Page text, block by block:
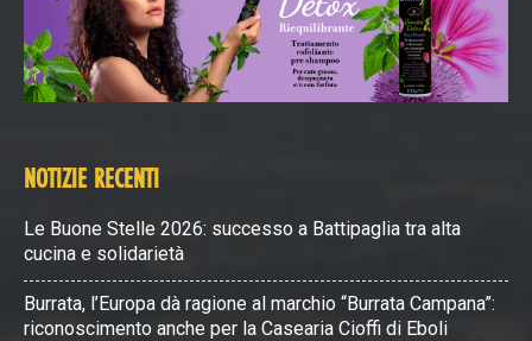
NOTIZIE RECENTI
Le Buone Stelle 2026: successo a Battipaglia tra alta
cucina e solidarietà
Burrata, l’Europa dà ragione al marchio “Burrata Campana”:
riconoscimento anche per la Casearia Cioffi di Eboli